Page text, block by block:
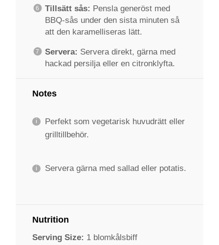
Tillsätt sås: Pensla generöst med
BBQ-sås under den sista minuten så
att den karamelliseras lätt.
Servera: Servera direkt, gärna med
hackad persilja eller en citronklyfta.
Notes
Perfekt som vegetarisk huvudrätt eller
grilltillbehör.
Servera gärna med sallad eller potatis.
Nutrition
Serving Size: 1 blomkålsbiff